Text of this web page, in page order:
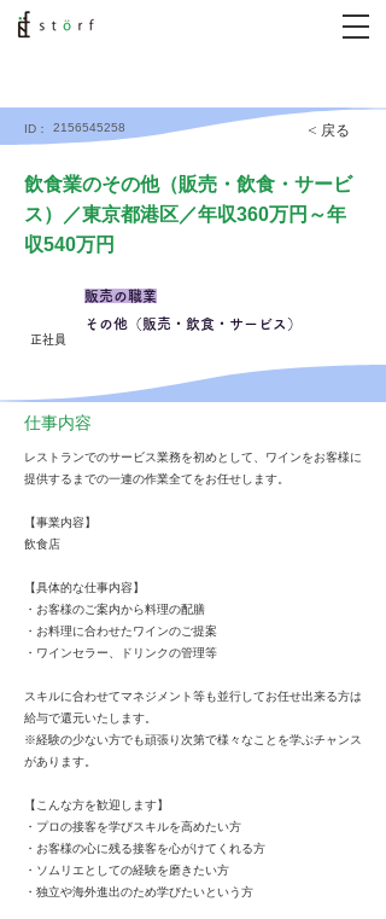
ID： 2156545258 < 戻る
飲食業のその他（販売・飲食・サービ
ス）／東京都港区／年収360万円～年
収540万円
正社員
販売の職業
その他（販売・飲食・サービス）
仕事内容
レストランでのサービス業務を初めとして、ワインをお客様に
提供するまでの一連の作業全てをお任せします。
【事業内容】
飲食店
【具体的な仕事内容】
・お客様のご案内から料理の配膳
・お料理に合わせたワインのご提案
・ワインセラー、ドリンクの管理等
スキルに合わせてマネジメント等も並行してお任せ出来る方は
給与で還元いたします。
※経験の少ない方でも頑張り次第で様々なことを学ぶチャンス
があります。
【こんな方を歓迎します】
・プロの接客を学びスキルを高めたい方
・お客様の心に残る接客を心がけてくれる方
・ソムリエとしての経験を磨きたい方
・独立や海外進出のため学びたいという方